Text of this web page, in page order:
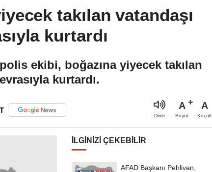
takılan vatandaşı
kurtardı
ekibi, boğazına yiyecek takılan
kurtardı.
Dinle
A
Büyüt
A
Küçült
İLGINIZI ÇEKEBILIR
AFAD Başkanı Pehlivan,